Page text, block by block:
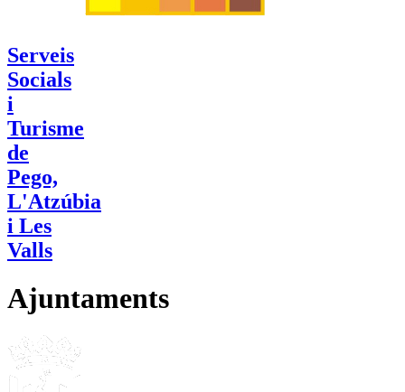
Serveis
Socials
i
Turisme
de
Pego,
L'Atzúbia
i Les
Valls
Ajuntaments